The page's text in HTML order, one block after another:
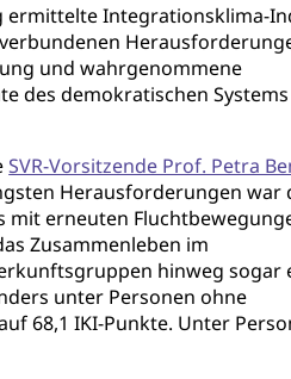
ermittelte Integrationsklima-
und wahrgenommene
des demokratischen
SVR-Vorsitzende Prof. Petra
Herausforderungen war
mit erneuten
Zusammenleben im
hinweg sogar
unter Personen ohne
68,1 IKI-Punkte. Unter